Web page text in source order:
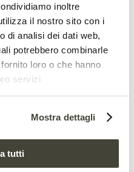
inoltre
il nostro sito con i
di analisi dei dati web,
potrebbero combinarle
loro o che hanno
servizi.
Mostra dettagli
tutti
per le
che la
microbiche del
e l’abbondanza
chiave,
dinamiche
di pini